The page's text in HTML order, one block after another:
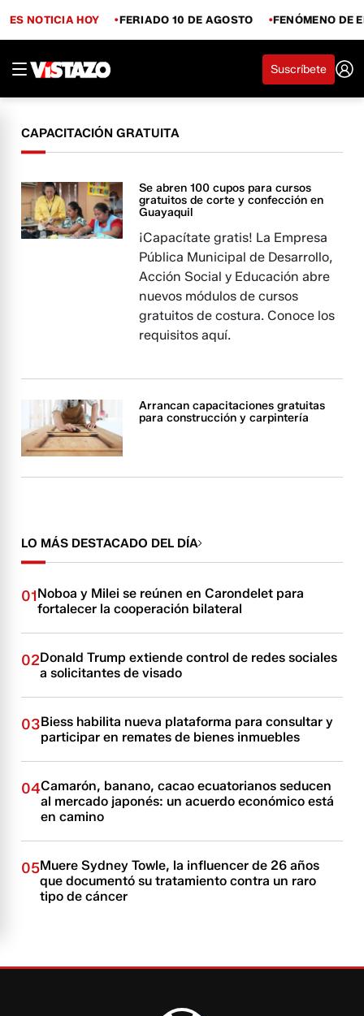
ES NOTICIA HOY FERIADO 10 DE AGOSTO FENÓMENO DE
Suscríbete
CAPACITACIÓN GRATUITA
Se abren 100 cupos para cursos
gratuitos de corte y confección en
Guayaquil
¡Capacítate gratis! La Empresa
Pública Municipal de Desarrollo,
Acción Social y Educación abre
nuevos módulos de cursos
gratuitos de costura. Conoce los
requisitos aquí.
Arrancan capacitaciones gratuitas
para construcción y carpintería
LO MÁS DESTACADO DEL DÍA
01Noboa y Milei se reúnen en Carondelet para
fortalecer la cooperación bilateral
02Donald Trump extiende control de redes sociales
a solicitantes de visado
03Biess habilita nueva plataforma para consultar y
participar en remates de bienes inmuebles
04Camarón, banano, cacao ecuatorianos seducen
al mercado japonés: un acuerdo económico está
en camino
05Muere Sydney Towle, la influencer de 26 años
que documentó su tratamiento contra un raro
tipo de cáncer